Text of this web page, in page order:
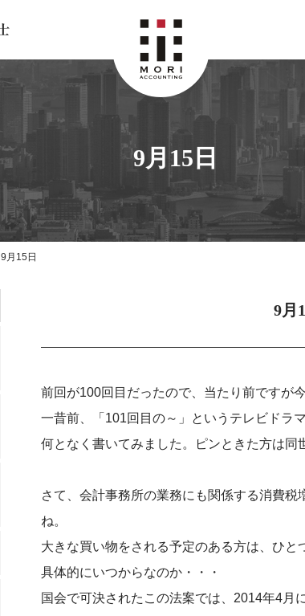
北関東 足利市の公認会計士・税理士事務所 森会計
9月15日
9月15日
9月
前回が100回目だったので、当たり前ですが
一昔前、「101回目の～」というテレビドラ
何となく書いてみました。ピンときた方は同
さて、会計事務所の業務にも関係する消費
ね。
大きな買い物をされる予定のある方は、ひと
具体的にいつからなのか・・・
国会で可決されたこの法案では、2014年4月